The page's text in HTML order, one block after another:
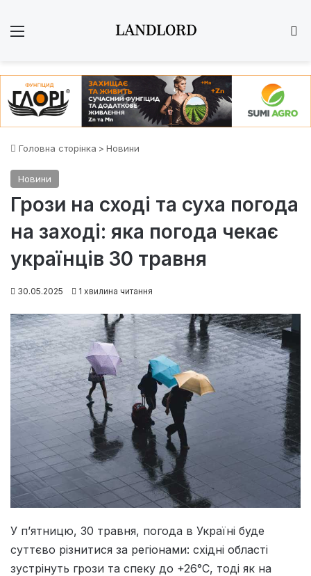
Головна сторінка > Новини
Новини
Грози на сході та суха погода
на заході: яка погода чекає
українців 30 травня
30.05.2025 1 хвилина читання
У п’ятницю, 30 травня, погода в Україні буде
суттєво різнитися за регіонами: східні області
зустрінуть грози та спеку до +26°С, тоді як на